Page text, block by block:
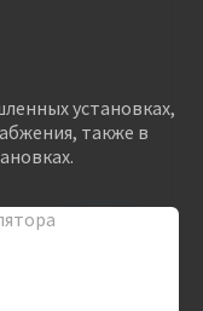
установках,
также в